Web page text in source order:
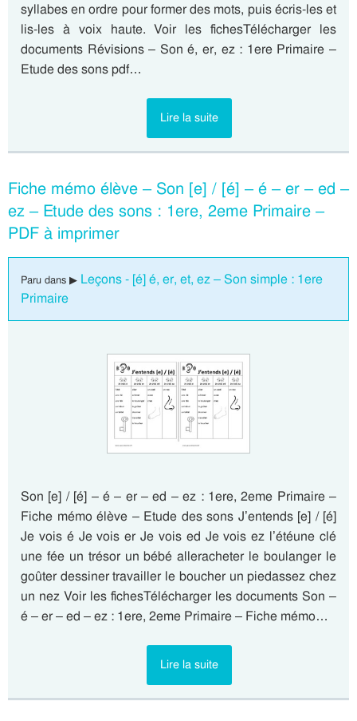
syllabes en ordre pour former des mots, puis écris-les et
lis-les à voix haute. Voir les fichesTélécharger les
documents Révisions – Son é, er, ez : 1ere Primaire –
Etude des sons pdf…
Lire la suite
Fiche mémo élève – Son [e] / [é] – é – er – ed –
ez – Etude des sons : 1ere, 2eme Primaire –
PDF à imprimer
Paru dans ▶ Leçons - [é] é, er, et, ez – Son simple : 1ere
Primaire
Son [e] / [é] – é – er – ed – ez : 1ere, 2eme Primaire –
Fiche mémo élève – Etude des sons J’entends [e] / [é]
Je vois é Je vois er Je vois ed Je vois ez l’étéune clé
une fée un trésor un bébé alleracheter le boulanger le
goûter dessiner travailler le boucher un piedassez chez
un nez Voir les fichesTélécharger les documents Son –
é – er – ed – ez : 1ere, 2eme Primaire – Fiche mémo…
Lire la suite